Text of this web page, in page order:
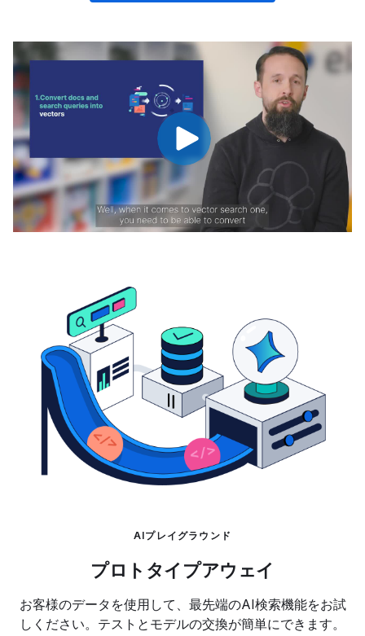
AIプレイグラウンド
プロトタイプアウェイ
お客様のデータを使用して、最先端のAI検索機能をお試
しください。テストとモデルの交換が簡単にできます。